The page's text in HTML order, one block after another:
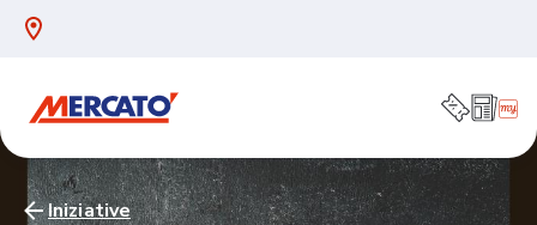
Iniziative